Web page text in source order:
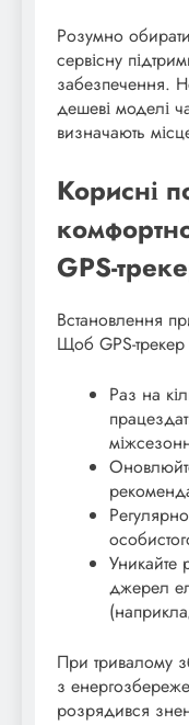
Розумно
сервісну
забезпечення.
дешеві моделі
визначають
Корисні
GPS-
Встановлення
Щоб GPS-
Раз на
Уникайте
джерел
При тривалому
з
розрядився